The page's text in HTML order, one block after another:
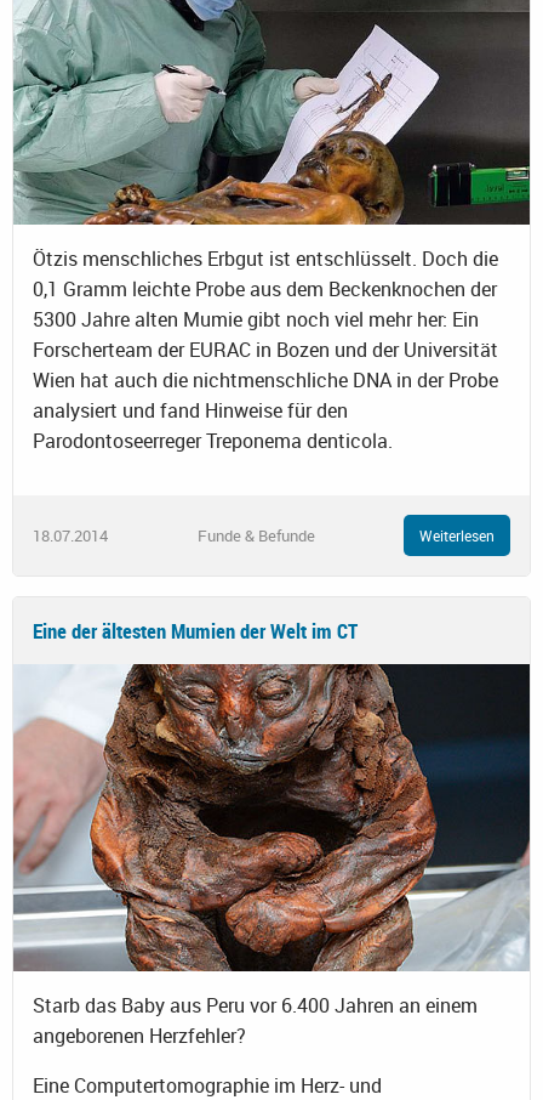
Ötzis menschliches Erbgut ist entschlüsselt. Doch die
0,1 Gramm leichte Probe aus dem Beckenknochen der
5300 Jahre alten Mumie gibt noch viel mehr her: Ein
Forscherteam der EURAC in Bozen und der Universität
Wien hat auch die nichtmenschliche DNA in der Probe
analysiert und fand Hinweise für den
Parodontoseerreger Treponema denticola.
18.07.2014 Funde & Befunde Weiterlesen
Eine der ältesten Mumien der Welt im CT
Starb das Baby aus Peru vor 6.400 Jahren an einem
angeborenen Herzfehler?
Eine Computertomographie im Herz- und